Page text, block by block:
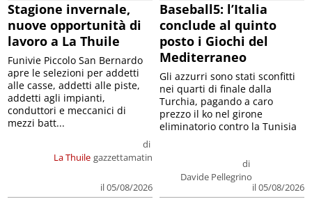
Stagione invernale,
nuove opportunità di
lavoro a La Thuile
La Thuile
di
gazzettamatin
il 05/08/2026
Funivie Piccolo San Bernardo
apre le selezioni per addetti
alle casse, addetti alle piste,
addetti agli impianti,
conduttori e meccanici di
mezzi batt...
Baseball5: l’Italia
conclude al quinto
posto i Giochi del
Mediterraneo
di
Davide Pellegrino
il 05/08/2026
Gli azzurri sono stati sconfitti
nei quarti di finale dalla
Turchia, pagando a caro
prezzo il ko nel girone
eliminatorio contro la Tunisia